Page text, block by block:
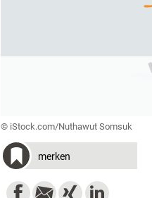
© iStock.com/Nuthawut Somsuk
merken